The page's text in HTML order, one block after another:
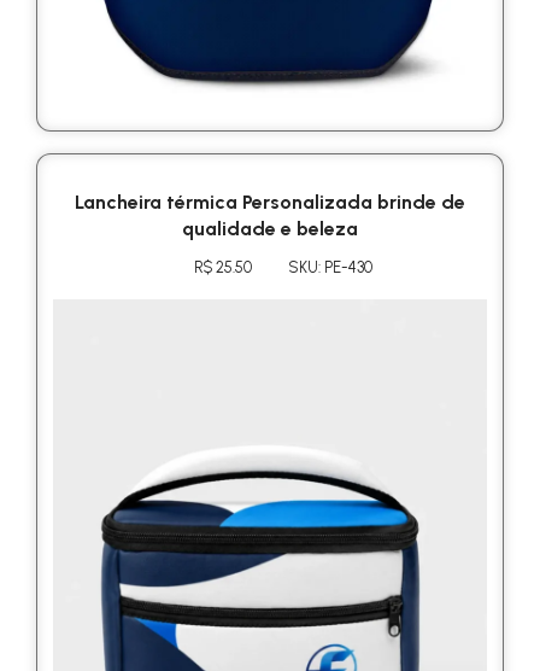
Lancheira térmica Personalizada brinde de
qualidade e beleza
R$ 25.50 SKU: PE-430